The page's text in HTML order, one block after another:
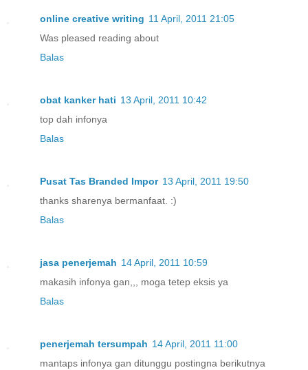
online creative writing 11 April, 2011 21:05
Was pleased reading about
Balas
obat kanker hati 13 April, 2011 10:42
top dah infonya
Balas
Pusat Tas Branded Impor 13 April, 2011 19:50
thanks sharenya bermanfaat. :)
Balas
jasa penerjemah 14 April, 2011 10:59
makasih infonya gan,,, moga tetep eksis ya
Balas
penerjemah tersumpah 14 April, 2011 11:00
mantaps infonya gan ditunggu postingna berikutnya